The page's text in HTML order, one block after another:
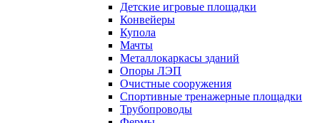
Детские игровые площадки
Конвейеры
Купола
Мачты
Металлокаркасы зданий
Опоры ЛЭП
Очистные сооружения
Спортивные тренажерные площадки
Трубопроводы